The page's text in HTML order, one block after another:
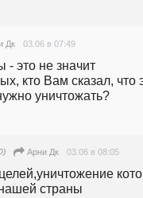
Дк 03.06 в 07:49
это не значит
кто Вам сказал, что
уничтожать?
Арни Дк 03.06 в 08:05
страны